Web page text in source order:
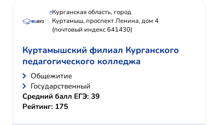
Курганская область, город
Куртамыш, проспект Ленина, дом 4
(почтовый индекс 641430)
Куртамышский филиал Курганского
педагогического колледжа
Общежитие
Государственный
Средний балл ЕГЭ: 39
Рейтинг: 175